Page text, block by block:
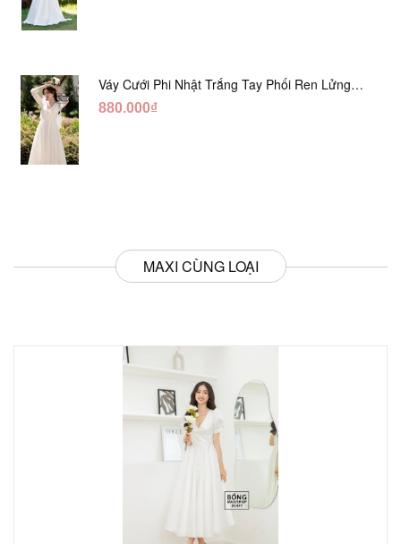
Váy Cưới Phi Nhật Trắng Tay Phối Ren Lửng
DC554
880.000₫
MAXI CÙNG LOẠI